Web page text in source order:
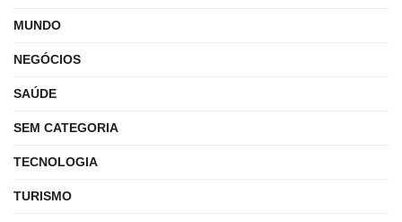
MUNDO
NEGÓCIOS
SAÚDE
SEM CATEGORIA
TECNOLOGIA
TURISMO